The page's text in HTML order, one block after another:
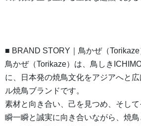
■ BRAND STORY｜鳥かぜ（Torikaze
鳥かぜ（Torikaze）は、鳥しき
に、日本発の焼鳥文化をアジアへと
ル焼鳥ブランドです。
素材と向き合い、己を見つめ、そし
瞬一瞬と誠実に向き合いながら、焼